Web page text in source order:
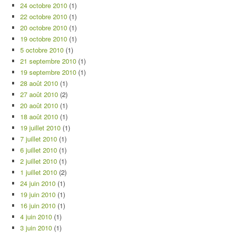
24 octobre 2010 (1)
22 octobre 2010 (1)
20 octobre 2010 (1)
19 octobre 2010 (1)
5 octobre 2010 (1)
21 septembre 2010 (1)
19 septembre 2010 (1)
28 août 2010 (1)
27 août 2010 (2)
20 août 2010 (1)
18 août 2010 (1)
19 juillet 2010 (1)
7 juillet 2010 (1)
6 juillet 2010 (1)
2 juillet 2010 (1)
1 juillet 2010 (2)
24 juin 2010 (1)
19 juin 2010 (1)
16 juin 2010 (1)
4 juin 2010 (1)
3 juin 2010 (1)